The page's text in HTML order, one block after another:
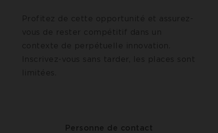
Profitez de cette opportunité et assurez-
vous de rester compétitif dans un
contexte de perpétuelle innovation.
Inscrivez-vous sans tarder, les places sont
limitées.
Personne de contact